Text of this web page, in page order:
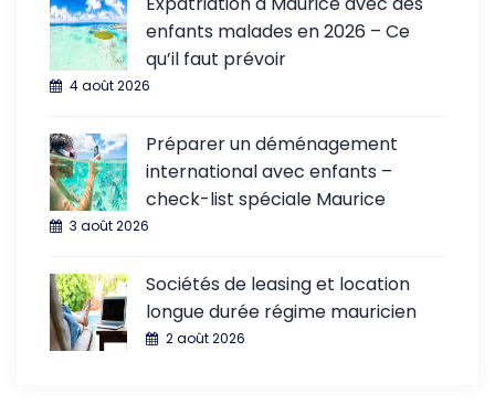
enfants malades en 2026 – Ce
qu’il faut prévoir
4 août 2026
Préparer un déménagement
international avec enfants –
check-list spéciale Maurice
3 août 2026
Sociétés de leasing et location
longue durée régime mauricien
2 août 2026